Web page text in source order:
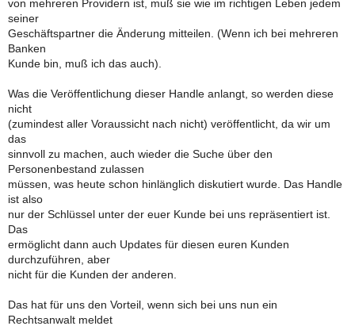
von mehreren Providern ist, muß sie wie im richtigen Leben jedem
seiner
Geschäftspartner die Änderung mitteilen. (Wenn ich bei mehreren
Banken
Kunde bin, muß ich das auch).
Was die Veröffentlichung dieser Handle anlangt, so werden diese
nicht
(zumindest aller Voraussicht nach nicht) veröffentlicht, da wir um
das
sinnvoll zu machen, auch wieder die Suche über den
Personenbestand zulassen
müssen, was heute schon hinlänglich diskutiert wurde. Das Handle
ist also
nur der Schlüssel unter der euer Kunde bei uns repräsentiert ist.
Das
ermöglicht dann auch Updates für diesen euren Kunden
durchzuführen, aber
nicht für die Kunden der anderen.
Das hat für uns den Vorteil, wenn sich bei uns nun ein
Rechtsanwalt meldet